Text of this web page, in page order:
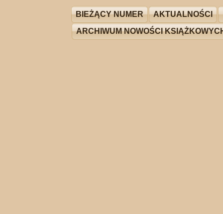
BIEŻĄCY NUMER AKTUALNOŚCI
ARCHIWUM NOWOŚCI